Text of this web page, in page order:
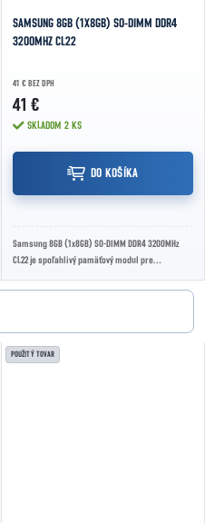
SAMSUNG 8GB (1X8GB) SO-DIMM DDR4
3200MHZ CL22
41 € BEZ DPH
41 €
SKLADOM 2 KS
DO KOŠÍKA
Samsung 8GB (1x8GB) SO-DIMM DDR4 3200MHz
CL22 je spoľahlivý pamäťový modul pre
rýchlosť...
POUŽITÝ TOVAR